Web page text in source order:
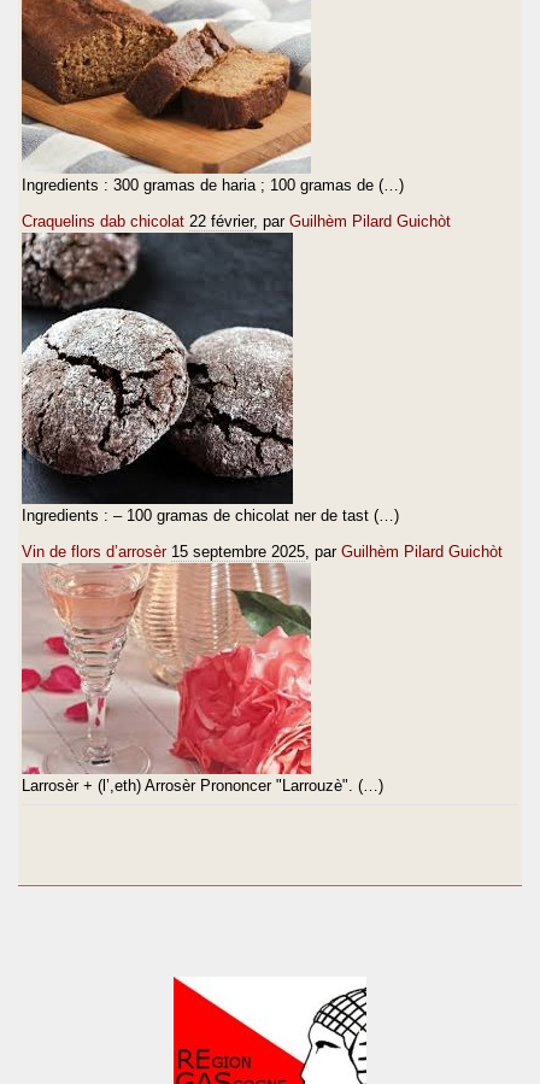
Ingredients : 300 gramas de haria ; 100 gramas de (…)
Craquelins dab chicolat 22 février, par Guilhèm Pilard Guichòt
Ingredients : – 100 gramas de chicolat ner de tast (…)
Vin de flors d’arrosèr 15 septembre 2025 , par Guilhèm Pilard Guichòt
Larrosèr + (l’,eth) Arrosèr Prononcer "Larrouzè". (…)